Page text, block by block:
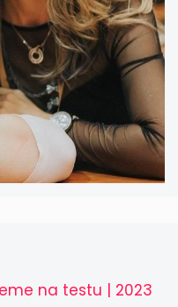
na testu | 2023